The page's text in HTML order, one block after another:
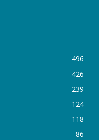
496
426
239
124
118
86